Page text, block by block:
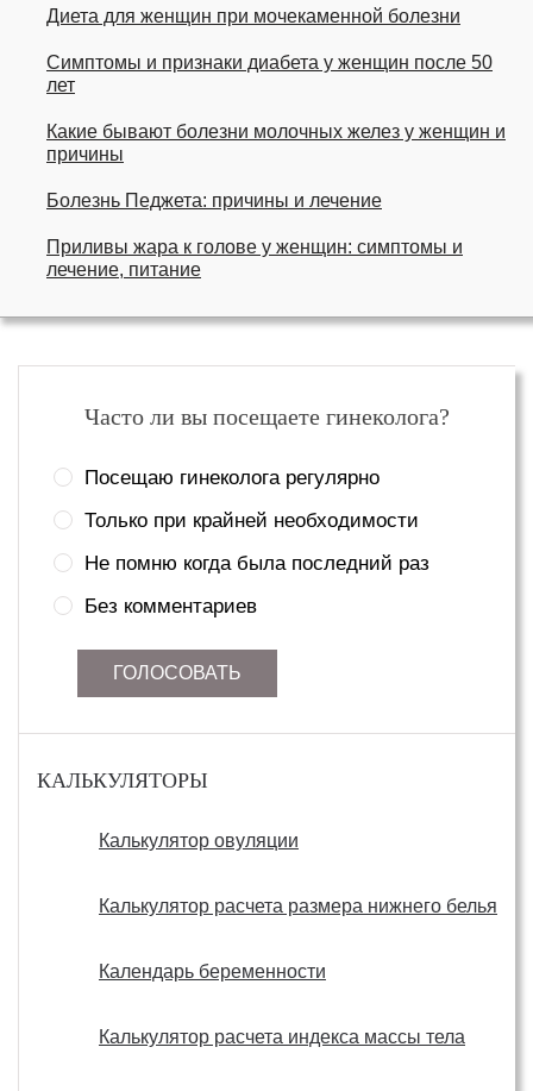
Диета для женщин при мочекаменной болезни
Симптомы и признаки диабета у женщин после 50
лет
Какие бывают болезни молочных желез у женщин и
причины
Болезнь Педжета: причины и лечение
Приливы жара к голове у женщин: симптомы и
лечение, питание
Часто ли вы посещаете гинеколога?
Посещаю гинеколога регулярно
Только при крайней необходимости
Не помню когда была последний раз
Без комментариев
ГОЛОСОВАТЬ
КАЛЬКУЛЯТОРЫ
Калькулятор овуляции
Калькулятор расчета размера нижнего белья
Календарь беременности
Калькулятор расчета индекса массы тела